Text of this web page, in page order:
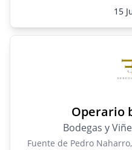
15
Operario
Bodegas y
Fuente de Pedro